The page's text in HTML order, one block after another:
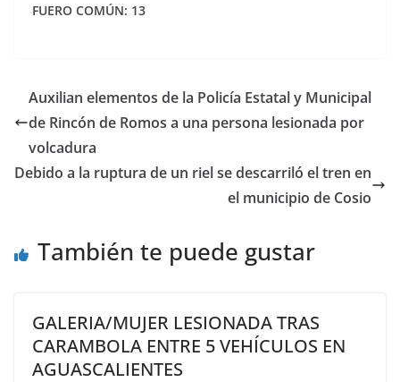
FUERO COMÚN: 13
Auxilian elementos de la Policía Estatal y Municipal
de Rincón de Romos a una persona lesionada por
volcadura
Debido a la ruptura de un riel se descarriló el tren en
el municipio de Cosio
También te puede gustar
GALERIA/MUJER LESIONADA TRAS
CARAMBOLA ENTRE 5 VEHÍCULOS EN
AGUASCALIENTES